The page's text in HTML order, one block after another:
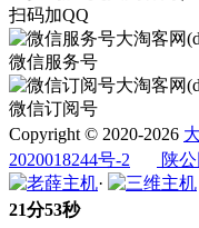
扫码加QQ
微信服务号
微信订阅号
Copyright © 2020-2026
2020018244号-2
陕
·
21分53秒